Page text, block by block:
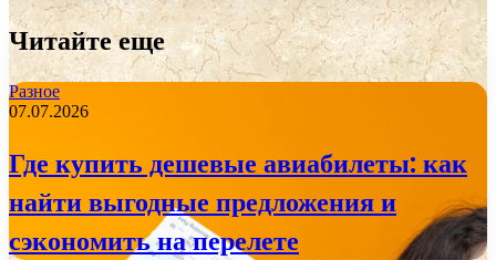
Читайте еще
Разное
07.07.2026
Где купить дешевые авиабилеты: как
найти выгодные предложения и
сэкономить на перелете